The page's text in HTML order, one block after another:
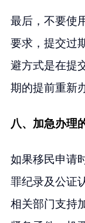
最后，不要使
要求，提交过
避方式是在提
期的提前重新
八、加急办理
如果移民申请
罪纪录及公证
相关部门支持